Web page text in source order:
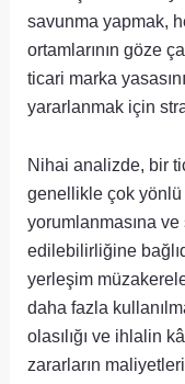
savunma yapmak,
ortamlarının göze
ticari marka
yararlanmak için
Nihai analizde, bir
genellikle çok yönlü
yorumlanmasına
edilebilirliğine
yerleşim
daha fazla
olasılığı ve ihlalin
zararların